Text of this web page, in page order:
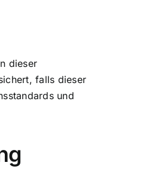
dieser
falls dieser
und